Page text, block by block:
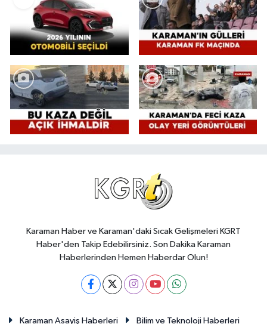
Karaman Haber ve Karaman'daki Sıcak Gelişmeleri KGRT
Haber'den Takip Edebilirsiniz. Son Dakika Karaman
Haberlerinden Hemen Haberdar Olun!
Karaman Asayiş Haberleri Bilim ve Teknoloji Haberleri